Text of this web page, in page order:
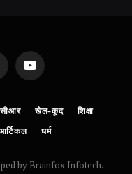
YouTube
खेल-कूद शिक्षा
धर्म
by Brainfox Infotech.